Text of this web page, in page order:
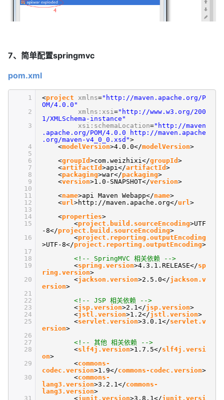
7、简单配置springmvc
pom.xml
1
2
3
4
5
6
7
8
9
10
11
12
13
14
15
16
17
18
19
20
21
22
23
24
25
26
27
28
29
30
31
<project xmlns="http://maven.apache.org/P
OM/4.0.0"
xmlns:xsi="http://www.w3.org/200
1/XMLSchema-instance"
xsi:schemaLocation="http://maven
.apache.org/POM/4.0.0 http://maven.apache
.org/maven-v4_0_0.xsd">
<modelVersion>4.0.0</modelVersion>
<groupId >com.weizhixi</groupId >
<artifactId >api</artifactId >
<packaging>war</packaging>
<version>1.0-SNAPSHOT</version>
<name>api Maven Webapp</name>
<url>http://maven.apache.org</url>
<properties>
<project.build.sourceEncoding>UTF
-8</project.build.sourceEncoding>
<project.reporting.outputEncoding
>UTF-8</project.reporting.outputEncoding>
<!-- SpringMVC 相关依赖 -->
<spring.version>4.3.1.RELEASE</sp
ring.version>
<jackson.version>2.5.0</jackson.v
ersion>
<!-- JSP 相关依赖 -->
<jsp.version>2.1</jsp.version>
<jstl.version>1.2</jstl.version>
<servlet.version>3.0.1</servlet.v
ersion>
<!-- 其他 相关依赖 -->
<slf4j.version>1.7.5</slf4j.versi
on>
<commons-
codec.version>1.9</commons-codec.version>
<commons-
lang3.version>3.2.1</commons-
lang3.version>
<junit.version>3.8.1</junit.versi